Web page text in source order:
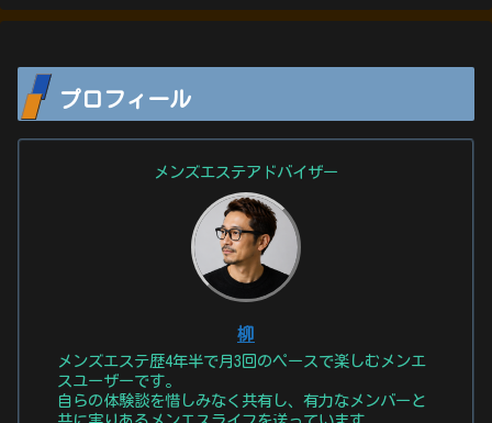
プロフィール
メンズエステアドバイザー
柳
メンズエステ歴4年半で月3回のペースで楽しむメンエ
スユーザーです。
自らの体験談を惜しみなく共有し、有力なメンバーと